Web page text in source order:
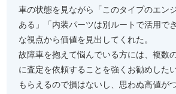
車の状態を見ながら「このタイプのエン
ある」「内装パーツは別ルートで活用で
な視点から価値を見出してくれた。
故障車を抱えて悩んでいる方には、複数
に査定を依頼することを強くお勧めした
もらえるので損はないし、思わぬ高値が